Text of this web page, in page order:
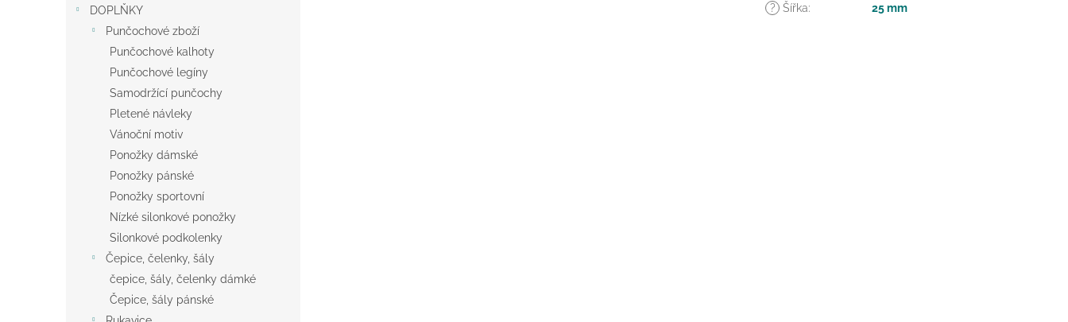
DOPLŇKY
Punčochové zboží
Punčochové kalhoty
Punčochové legíny
Samodržící punčochy
Pletené návleky
Vánoční motiv
Ponožky dámské
Ponožky pánské
Ponožky sportovní
Nízké silonkové ponožky
Silonkové podkolenky
Čepice, čelenky, šály
čepice, šály, čelenky dámké
Čepice, šály pánské
?
Šířka: 25 mm